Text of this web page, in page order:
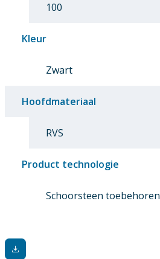
100
Kleur
Zwart
Hoofdmateriaal
RVS
Product technologie
Schoorsteen toebehoren